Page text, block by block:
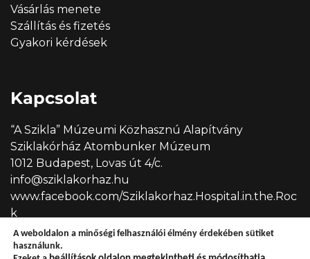
Vásárlás menete
Szállítás és fizetés
Gyakori kérdések
Kapcsolat
“A Szikla” Múzeumi Közhasznú Alapítvány
Sziklakórház Atombunker Múzeum
1012 Budapest, Lovas út 4/c.
info@sziklakorhaz.hu
www.facebook.com/Sziklakorhaz.Hospital.in.the.Roc
k
A weboldalon a minőségi felhasználói élmény érdekében sütiket
használunk.